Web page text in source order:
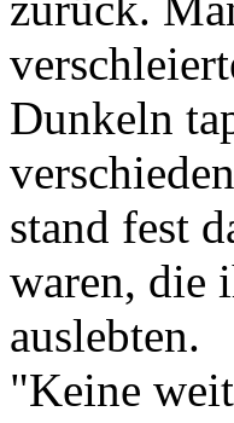
Dunkeln
stand fest
waren, die
auslebten.
"Keine